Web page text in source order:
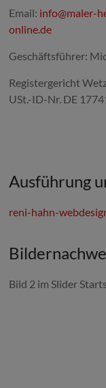
Email: info@maler-
online.de
Geschäftsführer:
Registergericht
USt.-ID-Nr. DE
Ausführung
reni-hahn-
Bild 2 im Slider